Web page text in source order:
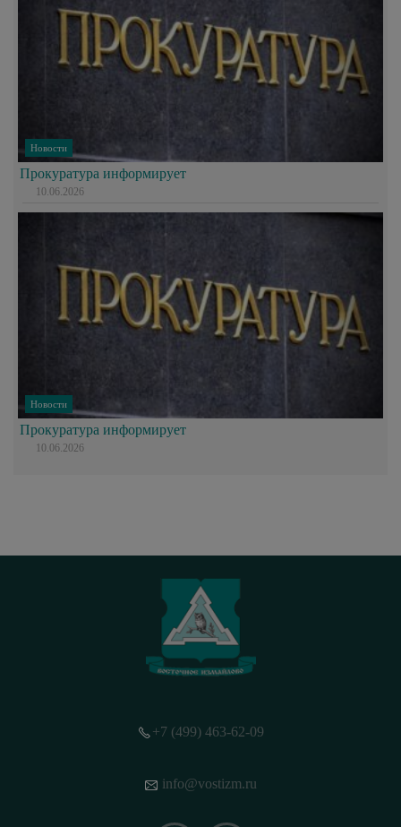
Новости
Прокуратура информирует
10.06.2026
Новости
Прокуратура информирует
10.06.2026
+7 (499) 463-62-09
info@vostizm.ru